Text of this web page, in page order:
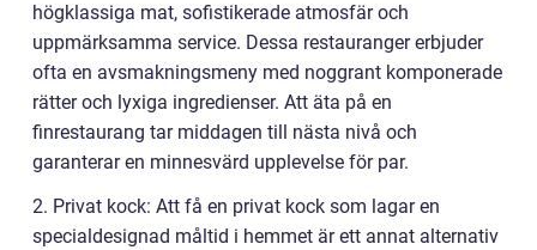
högklassiga mat, sofistikerade atmosfär och
uppmärksamma service. Dessa restauranger erbjuder
ofta en avsmakningsmeny med noggrant komponerade
rätter och lyxiga ingredienser. Att äta på en
finrestaurang tar middagen till nästa nivå och
garanterar en minnesvärd upplevelse för par.
2. Privat kock: Att få en privat kock som lagar en
specialdesignad måltid i hemmet är ett annat alternativ